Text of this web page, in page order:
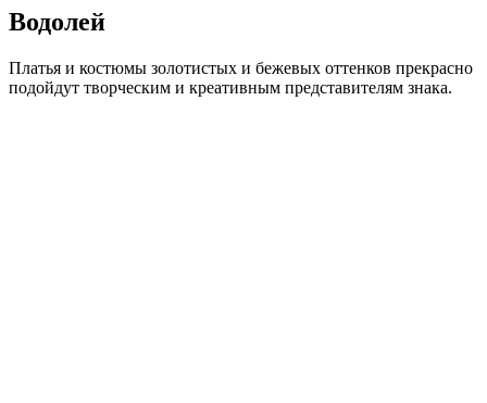
Водолей
Платья и костюмы золотистых и бежевых оттенков прекрасно
подойдут творческим и креативным представителям знака.